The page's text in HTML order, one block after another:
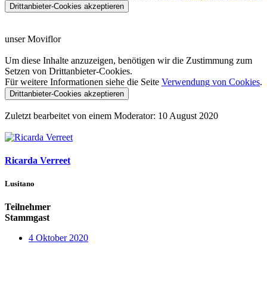
Drittanbieter-Cookies akzeptieren
unser Moviflor
Um diese Inhalte anzuzeigen, benötigen wir die Zustimmung zum
Setzen von Drittanbieter-Cookies.
Für weitere Informationen siehe die Seite Verwendung von Cookies.
Drittanbieter-Cookies akzeptieren
Zuletzt bearbeitet von einem Moderator: 10 August 2020
Ricarda Verreet
Lusitano
Teilnehmer
Stammgast
4 Oktober 2020